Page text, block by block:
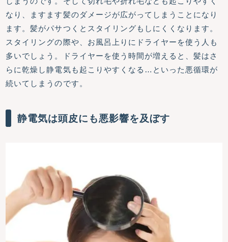
なり、ますます髪のダメージが広がってしまうことになり
ます。髪がパサつくとスタイリングもしにくくなります。
スタイリングの際や、お風呂上りにドライヤーを使う人も
多いでしょう。ドライヤーを使う時間が増えると、髪はさ
らに乾燥し静電気も起こりやすくなる…といった悪循環が
続いてしまうのです。
静電気は頭皮にも悪影響を及ぼす